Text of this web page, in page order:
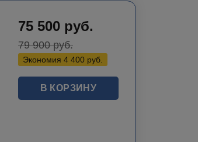
75 500 руб.
79 900руб.
Экономия 4 400 руб.
В КОРЗИНУ